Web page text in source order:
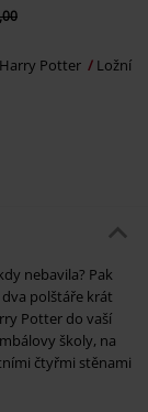
Harry Potter
Ložní
nebavila? Pak
polštáře krát
Potter do vaší
školy, na
čtyřmi stěnami